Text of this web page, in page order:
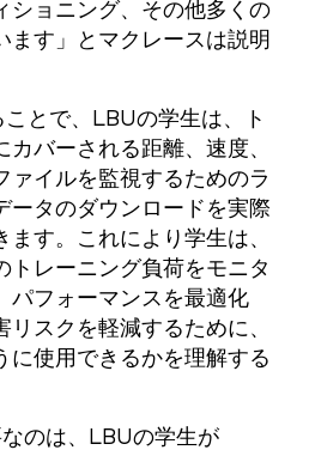
ショニング、その他多くの
ます」とマクレースは説明
とで、LBUの学生は、ト
バーされる距離、速度、
ァイルを監視するためのラ
ータのダウンロードを実際
す。これにより学生は、
トレーニング負荷をモニタ
パフォーマンスを最適化
リスクを軽減するために、
に使用できるかを理解する
のは、LBUの学生が